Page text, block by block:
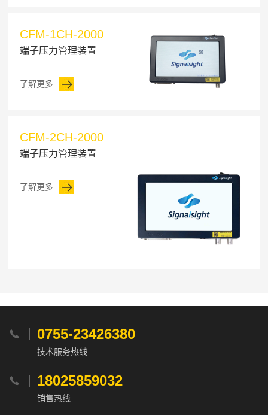
CFM-1CH-2000
端子压力管理装置
了解更多
CFM-2CH-2000
端子压力管理装置
了解更多
 0755-23426380
技术服务热线
 18025859032
销售热线